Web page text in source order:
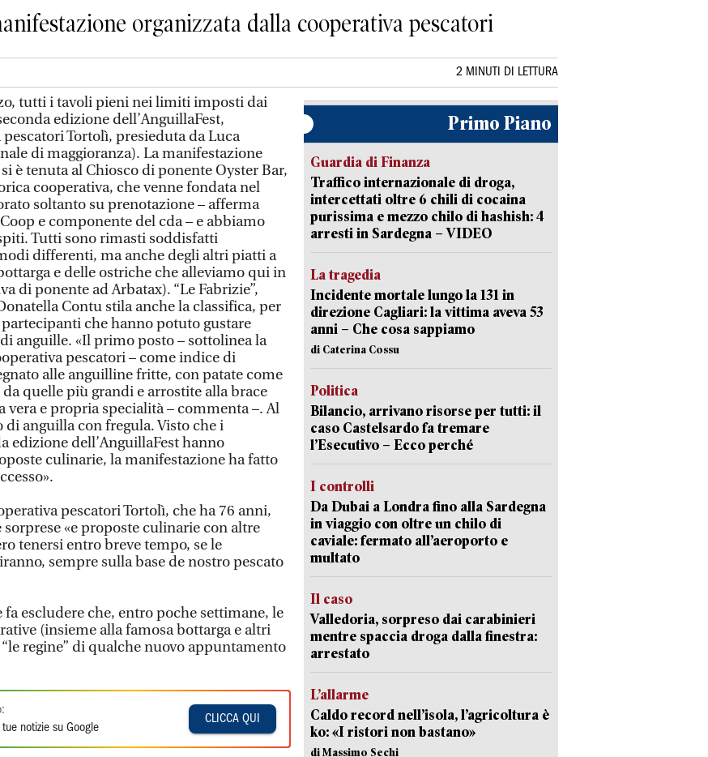
organizzata dalla cooperativa pescatori
2 MINUTI DI LETTURA
tutti i tavoli pieni nei limiti imposti dai
edizione dell’AnguillaFest,
Tortolì, presieduta da Luca
di maggioranza). La manifestazione
è tenuta al Chiosco di ponente Oyster Bar,
cooperativa, che venne fondata nel
soltanto su prenotazione – afferma
e componente del cda – e abbiamo
Tutti sono rimasti soddisfatti
differenti, ma anche degli altri piatti a
e delle ostriche che alleviamo qui in
di ponente ad Arbatax). “Le Fabrizie”,
Contu stila anche la classifica, per
che hanno potuto gustare
anguille. «Il primo posto – sottolinea la
pescatori – come indice di
alle anguilline fritte, con patate come
quelle più grandi e arrostite alla brace
vera e propria specialità – commenta –. Al
anguilla con fregula. Visto che i
edizione dell’AnguillaFest hanno
culinarie, la manifestazione ha fatto
pescatori Tortolì, che ha 76 anni,
sorprese «e proposte culinarie con altre
tenersi entro breve tempo, se le
sempre sulla base de nostro pescato
escludere che, entro poche settimane, le
(insieme alla famosa bottarga e altri
regine” di qualche nuovo appuntamento
notizie su Google
CLICCA QUI
Primo Piano
Guardia di Finanza
Traffico internazionale di droga,
intercettati oltre 6 chili di cocaina
purissima e mezzo chilo di hashish: 4
arresti in Sardegna – VIDEO
La tragedia
Incidente mortale lungo la 131 in
direzione Cagliari: la vittima aveva 53
anni – Che cosa sappiamo
di Caterina Cossu
Politica
Bilancio, arrivano risorse per tutti: il
caso Castelsardo fa tremare
l’Esecutivo – Ecco perché
I controlli
Da Dubai a Londra fino alla Sardegna
in viaggio con oltre un chilo di
caviale: fermato all’aeroporto e
multato
Il caso
Valledoria, sorpreso dai carabinieri
mentre spaccia droga dalla finestra:
arrestato
L’allarme
Caldo record nell’isola, l’agricoltura è
ko: «I ristori non bastano»
di Massimo Sechi